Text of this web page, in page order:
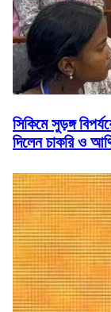
সিকিমে সুড়ঙ্গ
দিলেন চাকরি ও